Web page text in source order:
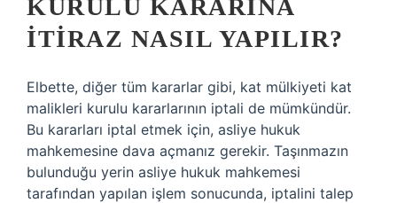
KURULU KARARINA
ITIRAZ NASIL YAPILIR?
Elbette, diğer tüm kararlar gibi, kat mülkiyeti kat
malikleri kurulu kararlarının iptali de mümkündür.
Bu kararları iptal etmek için, asliye hukuk
mahkemesine dava açmanız gerekir. Taşınmazın
bulunduğu yerin asliye hukuk mahkemesi
tarafından yapılan işlem sonucunda, iptalini talep